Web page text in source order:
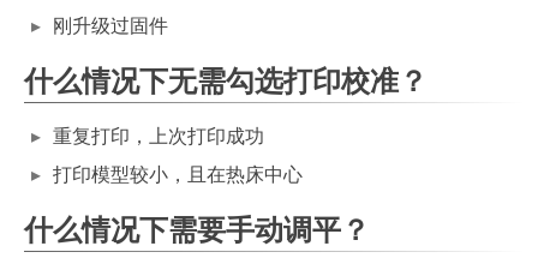
刚升级过固件
什么情况下无需勾选打印校准？
重复打印，上次打印成功
打印模型较小，且在热床中心
什么情况下需要手动调平？